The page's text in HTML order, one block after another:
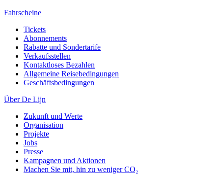
Fahrscheine
Tickets
Abonnements
Rabatte und Sondertarife
Verkaufsstellen
Kontaktloses Bezahlen
Allgemeine Reisebedingungen
Geschäftsbedingungen
Über De Lijn
Zukunft und Werte
Organisation
Projekte
Jobs
Presse
Kampagnen und Aktionen
Machen Sie mit, hin zu weniger CO₂